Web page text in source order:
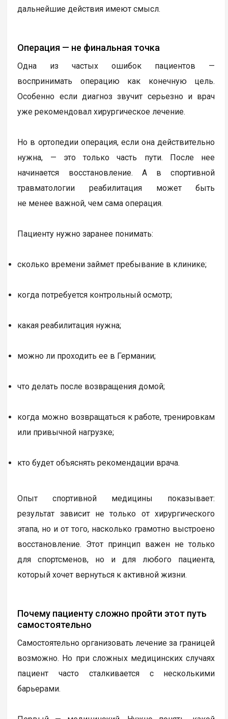
дальнейшие действия имеют смысл.
Операция — не финальная точка
Одна из частых ошибок пациентов —
воспринимать операцию как конечную цель.
Особенно если диагноз звучит серьезно и врач
уже рекомендовал хирургическое лечение.
Но в ортопедии операция, если она действительно
нужна, — это только часть пути. После нее
начинается восстановление. А в спортивной
травматологии реабилитация может быть
не менее важной, чем сама операция.
Пациенту нужно заранее понимать:
сколько времени займет пребывание в клинике;
когда потребуется контрольный осмотр;
какая реабилитация нужна;
можно ли проходить ее в Германии;
что делать после возвращения домой;
когда можно возвращаться к работе, тренировкам
или привычной нагрузке;
кто будет объяснять рекомендации врача.
Опыт спортивной медицины показывает:
результат зависит не только от хирургического
этапа, но и от того, насколько грамотно выстроено
восстановление. Этот принцип важен не только
для спортсменов, но и для любого пациента,
который хочет вернуться к активной жизни.
Почему пациенту сложно пройти этот путь
самостоятельно
Самостоятельно организовать лечение за границей
возможно. Но при сложных медицинских случаях
пациент часто сталкивается с несколькими
барьерами.